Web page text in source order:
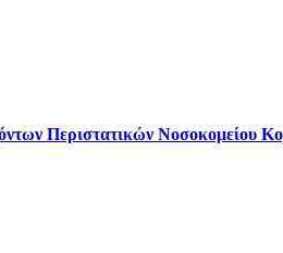
Περιστατικών Νοσοκομείου